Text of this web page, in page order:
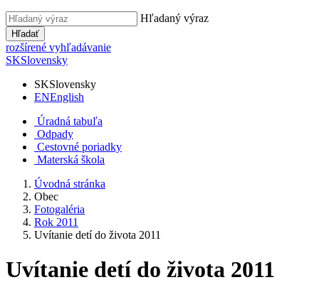
Hľadaný výraz
Hľadať
rozšírené vyhľadávanie
SKSlovensky
SKSlovensky
ENEnglish
Úradná tabuľa
Odpady
Cestovné poriadky
Materská škola
Úvodná stránka
Obec
Fotogaléria
Rok 2011
Uvítanie detí do života 2011
Uvítanie detí do života 2011